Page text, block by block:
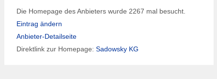
Die Homepage des Anbieters wurde 2267 mal besucht.
Eintrag ändern
Anbieter-Detailseite
Direktlink zur Homepage: Sadowsky KG